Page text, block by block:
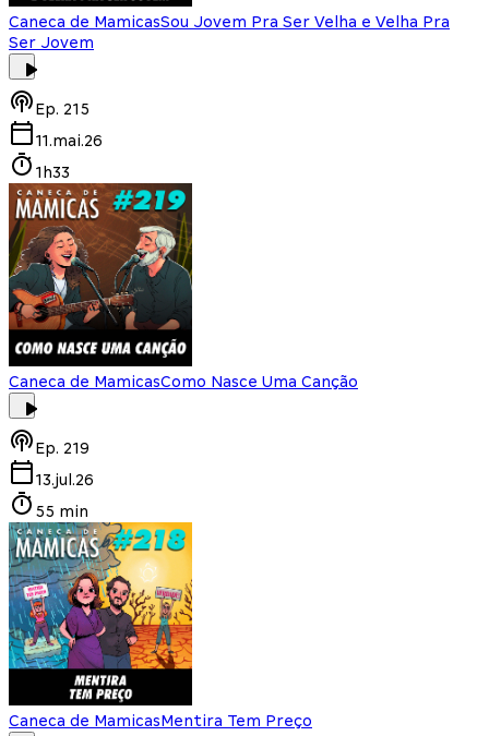
Caneca de MamicasSou Jovem Pra Ser Velha e Velha Pra
Ser Jovem
Ep. 215
11.mai.26
1h33
Caneca de MamicasComo Nasce Uma Canção
Ep. 219
13.jul.26
55 min
Caneca de MamicasMentira Tem Preço